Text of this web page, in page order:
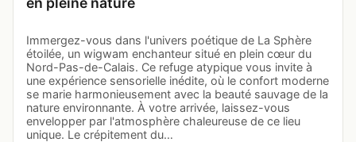
Immergez-vous dans l'univers poétique de La Sphère
étoilée, un wigwam enchanteur situé en plein cœur du
Nord-Pas-de-Calais. Ce refuge atypique vous invite à
une expérience sensorielle inédite, où le confort moderne
se marie harmonieusement avec la beauté sauvage de la
nature environnante. À votre arrivée, laissez-vous
envelopper par l'atmosphère chaleureuse de ce lieu
unique. Le crépitement du…